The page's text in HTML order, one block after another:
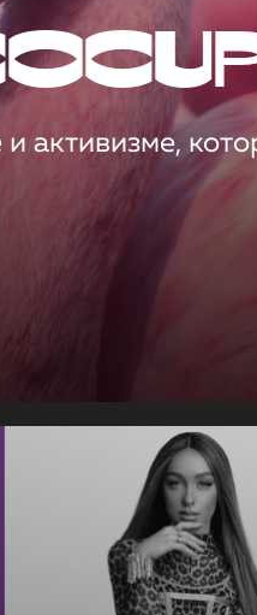
активизме,